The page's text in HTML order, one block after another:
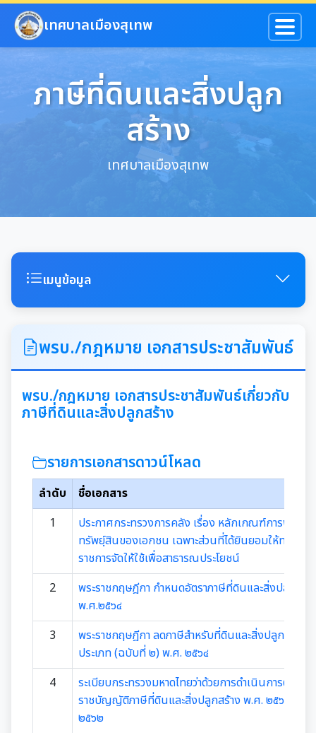
ข้ามไปยังเนื้อหาหลัก
เทศบาลเมืองสุเทพ
ภาษีที่ดินและสิ่งปลูก
สร้าง
เทศบาลเมืองสุเทพ
เมนูข้อมูล
คำแถลงนโยบายนายกเทศมนตรีเมืองสุเทพ
ข้อมูลทั่วไปเกี่ยวกับเทศบาล
อำนาจหน้าที่ของเทศบาล
แผนการดำเนินงาน
แผนดำเนินงานประจำปี
รายงานการกำกับติดตามการดำเนินงานประจำปีรอบ 6
เดือน
รายงานผลการดำเนินงานประจำปี
รายงานการติดตามและประเมินผลแผนพัฒนาท้องถิ่น
คู่มือหรือมาตรฐานการปฏิบัติงาน
มุม KM การจัดการความรู้
มาตรฐานกำหนดตำแหน่ง
สรุปผลการประชุม ก.จ. ก.ท. และ ก.อบต.
การให้บริการประชาชน
คู่มือหรือแนวทางการขอรับบริการสำหรับประชาชน
เทศบัญญัติงบประมาณรายจ่าย
พรบ./กฎหมาย เอกสารประชาสัมพันธ์
พรบ./กฎหมาย เอกสารประชาสัมพันธ์เกี่ยวกับ
ภาษีที่ดินและสิ่งปลูกสร้าง
รายการเอกสารดาวน์โหลด
ลำดับ
ชื่อเอกสาร
1
ประกาศกระทรวงการคลัง เรื่อง หลักเกณฑ์การพิจาร
ทรัพยฺ์สินของเอกชน เฉพาะส่วนที่ได้ยินยอมให้ทาง
ราชการจัดให้ใช้เพื่อสาธารณประโยชน์
2
พระราชกฤษฎีกา กำหนดอัตราภาษีที่ดินและสิ่งปลูกสร้า
พ.ศ.๒๕๖๔
3
พระราชกฤษฎีกา ลดภาษีสำหรับที่ดินและสิ่งปลูกสร้างบ
ประเภท (ฉบับที่ ๒) พ.ศ. ๒๕๖๔
4
ระเบียบกระทรวงมหาดไทยว่าด้วยการดำเนินการตามพร
ราชบัญญัติภาษีที่ดินและสิ่งปลูกสร้าง พ.ศ. ๒๕๖๒ พ.ศ.
๒๕๖๒